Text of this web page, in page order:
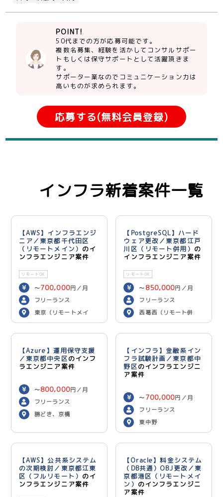
POINT!
50代までの方が応募可能です。
複数名募集、経験を活かしてコンサルサポー
トもしくは保守サポートとして活躍頂きま
す。
サポーター業なのでコミュニケーション力は
高いものが求められます。
応募する(無料会員登録)
インフラ新着案件一覧
【AWS】インフラエンジ
ニア／東京都千代田区
（リモートメイン） のイ
ンフラエンジニア案件
リモートOK
〜700,000円／月
フリーランス
東京（リモートメイ
ン）
【PostgreSQL】ハード
ウェア更改／東京都江戸
川区（リモート併用） の
インフラエンジニア案件
リモートOK
〜 850,000円／月
フリーランス
西葛西（リモート併
用）
【Azure】運用保守支援
／東京都中央区のインフ
ラエンジニア案件
〜800,000円／月
フリーランス
勝どき、京橋
【インフラ】金融系イン
フラ試験計画／東京都中
野区のインフラエンジニ
ア案件
〜 700,000円／月
フリーランス
東中野
【AWS】公共系システム
の次期検討／東京都江東
区（フルリモート） のイ
ンフラエンジニア案件
【Oracle】料金システム
（DB共通）OBJ更改／東
京都港区（リモートメイ
ン） のインフラエンジニ
ア案件